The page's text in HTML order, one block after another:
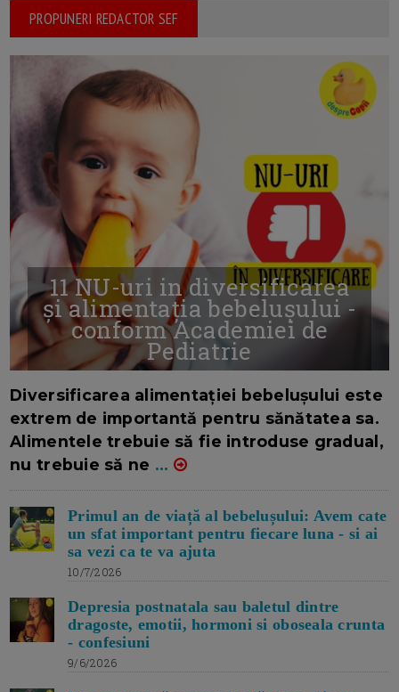
PROPUNERI REDACTOR SEF
11 NU-uri in diversificarea
și alimentația bebelușului -
conform Academiei de
Pediatrie
Diversificarea alimentației bebelușului este
extrem de importantă pentru sănătatea sa.
Alimentele trebuie să fie introduse gradual,
nu trebuie să ne ...
Primul an de viață al bebelușului: Avem cate
un sfat important pentru fiecare luna - si ai
sa vezi ca te va ajuta
10/7/2026
Depresia postnatala sau baletul dintre
dragoste, emotii, hormoni si oboseala crunta
- confesiuni
9/6/2026